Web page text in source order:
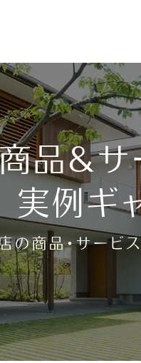
お問い合わせ
料相談会
第3火曜）
品＆
実例ギ
の商品・サービ